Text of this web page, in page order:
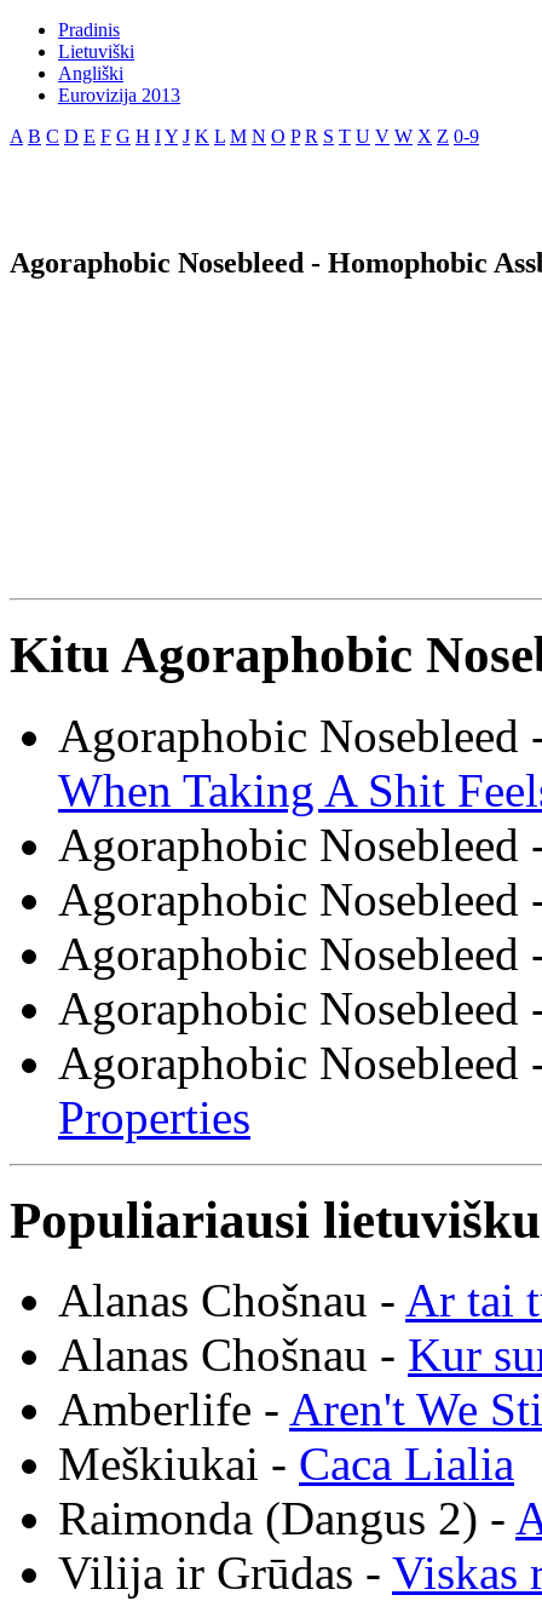
Pradinis
Lietuviški
Angliški
Eurovizija 2013
A B C D E F G H IY J K L M N O P R S T U V W X Z 0-9
Agoraphobic Nosebleed - Homophobic
Kitu Agoraphobic
Agoraphobic Nosebleed
When Taking A Shit
Agoraphobic Nosebleed
Agoraphobic Nosebleed
Agoraphobic Nosebleed
Agoraphobic Nosebleed
Agoraphobic Nosebleed
Properties
Populiariausi
Alanas Chošnau - Ar tai
Alanas Chošnau - Kur
Amberlife - Aren't We
Meškiukai - Caca Lialia
Raimonda (Dangus 2) -
Vilija ir Grūdas - Viskas